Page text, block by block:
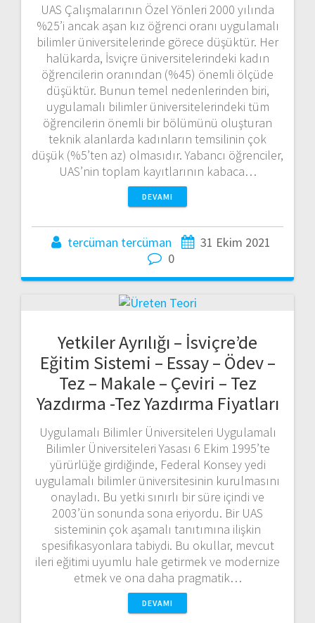
UAS Çalışmalarının Özel Yönleri 2000 yılında
%25’i ancak aşan kız öğrenci oranı uygulamalı
bilimler üniversitelerinde görece düşüktür. Her
halükarda, İsviçre üniversitelerindeki kadın
öğrencilerin oranından (%45) önemli ölçüde
düşüktür. Bunun temel nedenlerinden biri,
uygulamalı bilimler üniversitelerindeki tüm
öğrencilerin önemli bir bölümünü oluşturan
teknik alanlarda kadınların temsilinin çok
düşük (%5’ten az) olmasıdır. Yabancı öğrenciler,
UAS’nin toplam kayıtlarının kabaca…
DEVAMI
tercüman tercüman
31 Ekim 2021
0
Yetkiler Ayrılığı – İsviçre’de
Eğitim Sistemi – Essay – Ödev –
Tez – Makale – Çeviri – Tez
Yazdırma -Tez Yazdırma Fiyatları
Uygulamalı Bilimler Üniversiteleri Uygulamalı
Bilimler Üniversiteleri Yasası 6 Ekim 1995’te
yürürlüğe girdiğinde, Federal Konsey yedi
uygulamalı bilimler üniversitesinin kurulmasını
onayladı. Bu yetki sınırlı bir süre içindi ve
2003’ün sonunda sona eriyordu. Bir UAS
sisteminin çok aşamalı tanıtımına ilişkin
spesifikasyonlara tabiydi. Bu okullar, mevcut
ileri eğitimi uyumlu hale getirmek ve modernize
etmek ve ona daha pragmatik…
DEVAMI